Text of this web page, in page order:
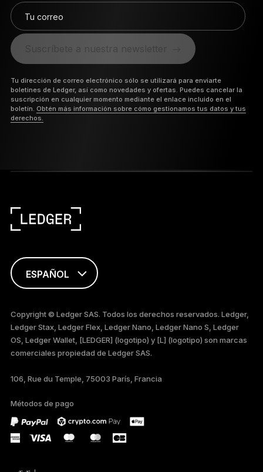
Tu correo
Suscríbete a nuestra newsletter
Tu dirección de correo electrónico sólo se utilizará para enviarte
boletines de Ledger, así como novedades y ofertas. Puedes cancelar la
suscripción en cualquier momento mediante el enlace incluido en el
boletín. Obtén más información sobre cómo gestionamos tus datos y tus
derechos.
ESPAÑOL
FRANÇAIS
TÜRKÇE
DEUTSCH
PORTUGUÊS
РУССКИЙ
Copyright © Ledger SAS. Todos los derechos reservados. Ledger,
Ledger Stax, Ledger Flex, Ledger Nano, Ledger Nano S, Ledger
OS, Ledger Wallet, [LEDGER] (logotipo) y [L] (logotipo) son marcas
comerciales propiedad de Ledger SAS.
106, Rue du Temple, 75003 París, Francia
Métodos de pago